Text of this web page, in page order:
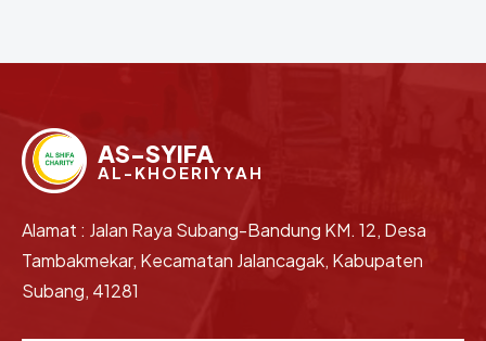
AS-SYIFA
AL-KHOERIYYAH
Alamat : Jalan Raya Subang-Bandung KM. 12, Desa
Tambakmekar, Kecamatan Jalancagak, Kabupaten
Subang, 41281